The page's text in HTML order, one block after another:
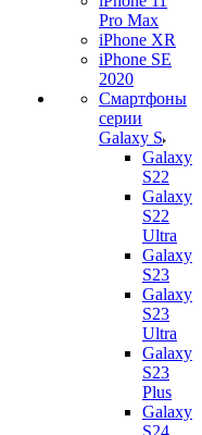
Pro Max
iPhone XR
iPhone SE
2020
Смартфоны
серии
Galaxy S
Galaxy
S22
Galaxy
S22
Ultra
Galaxy
S23
Galaxy
S23
Ultra
Galaxy
S23
Plus
Galaxy
S24